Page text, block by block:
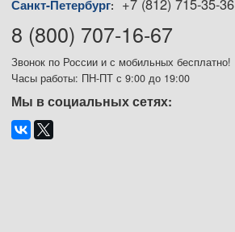
Санкт-Петербург:
8 (800) 707-16-67
Звонок по России и с мобильных бесплатно!
Часы работы: ПН-ПТ с 9:00 до 19:00
Мы в социальных сетях: